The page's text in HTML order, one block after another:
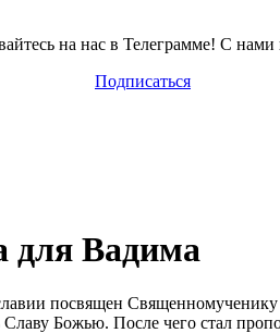
на нас в Телеграмме! С нами
Подписаться
для Вадима
посвящен
Божью. После чего стал